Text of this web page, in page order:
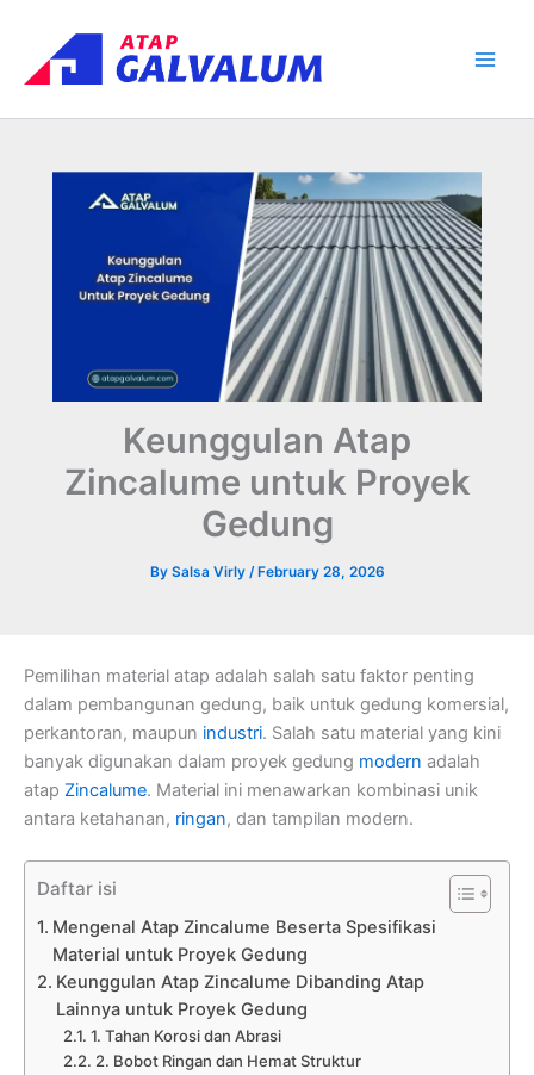
content
Keunggulan Atap
Zincalume untuk Proyek
Gedung
By Salsa Virly / February 28, 2026
Pemilihan material atap adalah salah satu faktor penting
dalam pembangunan gedung, baik untuk gedung komersial,
perkantoran, maupun industri. Salah satu material yang kini
banyak digunakan dalam proyek gedung modern adalah
atap Zincalume. Material ini menawarkan kombinasi unik
antara ketahanan, ringan, dan tampilan modern.
Daftar isi
Mengenal Atap Zincalume Beserta Spesifikasi
Material untuk Proyek Gedung
Keunggulan Atap Zincalume Dibanding Atap
Lainnya untuk Proyek Gedung
1. Tahan Korosi dan Abrasi
2. Bobot Ringan dan Hemat Struktur